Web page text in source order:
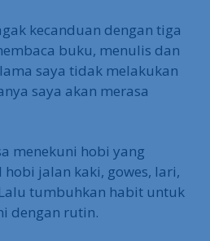
kecanduan dengan tiga
buku, menulis dan
saya tidak melakukan
saya akan merasa
menekuni hobi yang
jalan kaki, gowes, lari,
tumbuhkan habit untuk
dengan rutin.